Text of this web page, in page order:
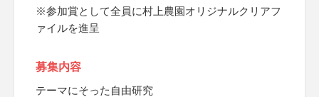
※参加賞として全員に村上農園オリジナルクリアフ
ァイルを進呈
募集内容
テーマにそった自由研究